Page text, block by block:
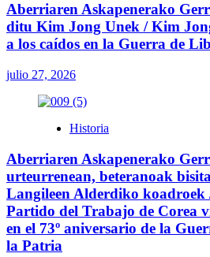
Aberriaren Askapenerako
ditu Kim Jong Unek / Kim
a los caídos en la Guerra de
julio 27, 2026
Historia
Aberriaren Askapenerako
urteurrenean, beteranoak
Langileen Alderdiko koadroek
Partido del Trabajo de Corea
en el 73º aniversario de la
la Patria